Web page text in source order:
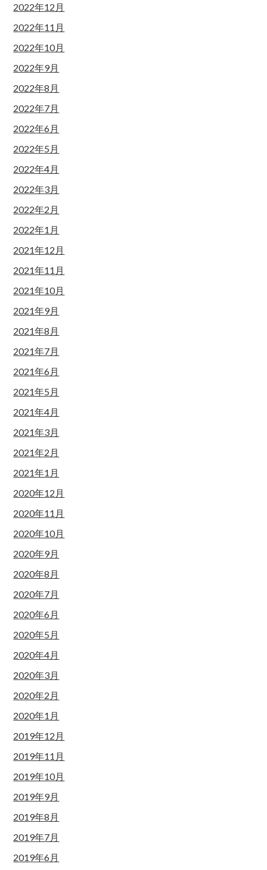
2022年12月
2022年11月
2022年10月
2022年9月
2022年8月
2022年7月
2022年6月
2022年5月
2022年4月
2022年3月
2022年2月
2022年1月
2021年12月
2021年11月
2021年10月
2021年9月
2021年8月
2021年7月
2021年6月
2021年5月
2021年4月
2021年3月
2021年2月
2021年1月
2020年12月
2020年11月
2020年10月
2020年9月
2020年8月
2020年7月
2020年6月
2020年5月
2020年4月
2020年3月
2020年2月
2020年1月
2019年12月
2019年11月
2019年10月
2019年9月
2019年8月
2019年7月
2019年6月